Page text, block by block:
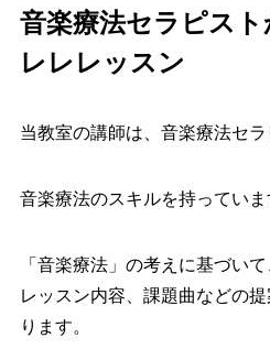
音楽療法セラピス
レレレッスン
当教室の講師は、音楽療法セラ
音楽療法のスキルを持っていま
「音楽療法」の考えに基づいて
レッスン内容、課題曲などの
ります。